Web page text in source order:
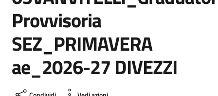
Provvisoria
SEZ_PRIMAVERA
ae_2026-27 DIVEZZI